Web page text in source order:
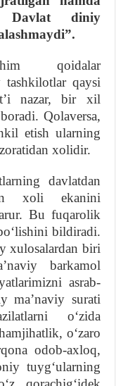
Davlat diniy
qoidalar
tashkilotlar qaysi
nazar, bir xil
Qolaversa,
etish ularning
xolidir.
davlatdan
xoli ekanini
Bu fuqarolik
bildiradi.
xulosalardan biri
barkamol
asrab-
ma’naviy surati
o‘zida
o‘zaro
odob-axloq,
tuyg‘ularning